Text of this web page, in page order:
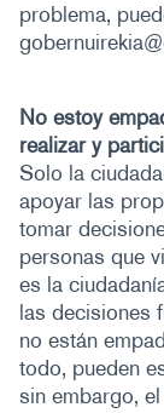
problema,
No estoy
realizar y
Solo la
apoyar las
tomar
personas que
es la
las decisiones
no están
todo, pueden
sin embargo,